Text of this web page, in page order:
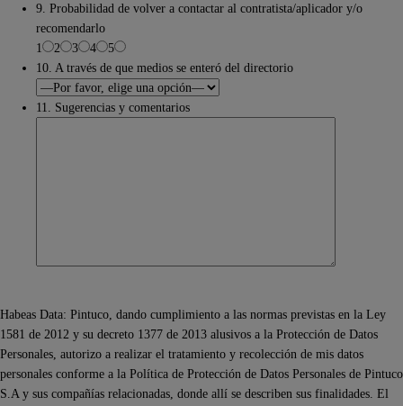
9. Probabilidad de volver a contactar al contratista/aplicador y/o
recomendarlo
1
2 3 4
5
10. A través de que medios se enteró del directorio
11. Sugerencias y comentarios
Habeas Data: Pintuco, dando cumplimiento a las normas previstas en la Ley
1581 de 2012 y su decreto 1377 de 2013 alusivos a la Protección de Datos
Personales, autorizo a realizar el tratamiento y recolección de mis datos
personales conforme a la Política de Protección de Datos Personales de Pintuco
S.A y sus compañías relacionadas, donde allí se describen sus finalidades. El